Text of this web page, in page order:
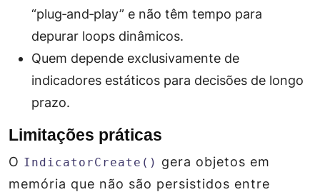
“plug‑and‑play” e não têm tempo para
depurar loops dinâmicos.
Quem depende exclusivamente de
indicadores estáticos para decisões de longo
prazo.
Limitações práticas
O IndicatorCreate() gera objetos em
memória que não são persistidos entre